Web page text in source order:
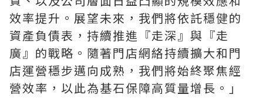
效率提升。展望未來，我們將依託穩健的
資產負債表，持續推進 『走深』與『走
廣』 的戰略。隨著門店網絡持續擴大和門
店運營穩步邁向成熟，我們將始終聚焦經
營效率，以此為基石保障高質量增長。」